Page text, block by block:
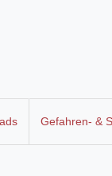
Gefahren- &